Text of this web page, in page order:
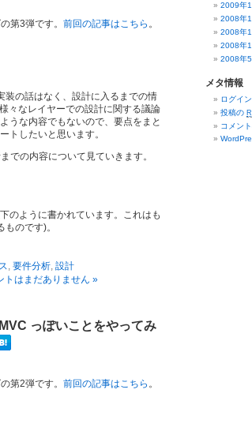
第3弾です。 前回の記事はこちら 。
装の話はなく、設計に入るまでの情
々なレイヤーでの設計に関する議論
うな内容でもないので、要点をまと
トしたいと思います。
での内容について見ていきます。
のように書かれています。これはも
のです)。
, 要件分析, 設計
トはまだありません »
っぽいことをやってみ
第2弾です。 前回の記事はこちら 。
2009年1
2008年
2008年
2008年
2008年5
メタ情報
ログイン
投稿の
コメン